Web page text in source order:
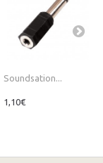
Soundsation...
1,10€